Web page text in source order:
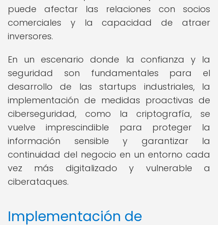
puede afectar las relaciones con socios
comerciales y la capacidad de atraer
inversores.
En un escenario donde la confianza y la
seguridad son fundamentales para el
desarrollo de las startups industriales, la
implementación de medidas proactivas de
ciberseguridad, como la criptografía, se
vuelve imprescindible para proteger la
información sensible y garantizar la
continuidad del negocio en un entorno cada
vez más digitalizado y vulnerable a
ciberataques.
Implementación de